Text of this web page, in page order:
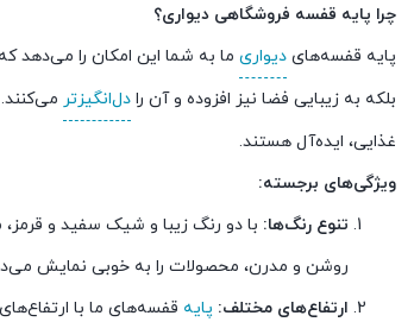
چرا پایه قفسه فروشگاهی دیواری؟
پایه قفسه‌های دیواری ما به شما این امکان را می‌دهد
بلکه به زیبایی فضا نیز افزوده و آن را دل‌انگیزتر
غذایی، ایده‌آل هستند.
ویژگی‌های برجسته:
تنوع رنگ‌ها: با دو رنگ زیبا و شیک سفید و
روشن و مدرن، محصولات را به خوبی نمایش
ارتفاع‌های مختلف: پایه قفسه‌های ما با ارتفاع‌های 1 متر، 1.5 متر، 2 متر، 2.5 متر و 3 متر عرضه می‌شوند. این